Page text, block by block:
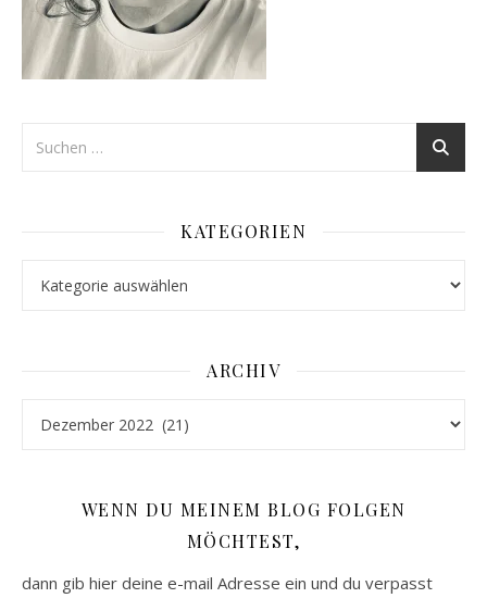
KATEGORIEN
ARCHIV
WENN DU MEINEM BLOG FOLGEN
MÖCHTEST,
dann gib hier deine e-mail Adresse ein und du verpasst